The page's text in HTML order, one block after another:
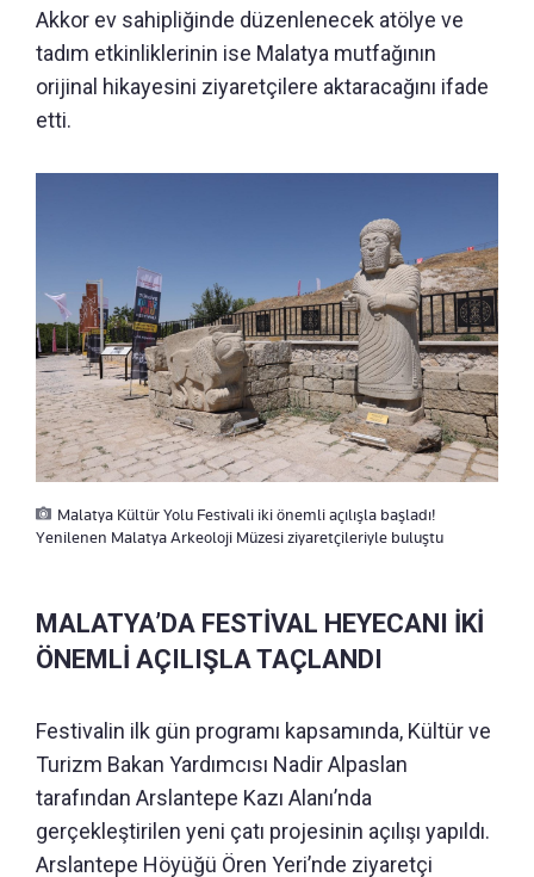
Akkor ev sahipliğinde düzenlenecek atölye ve
tadım etkinliklerinin ise Malatya mutfağının
orijinal hikayesini ziyaretçilere aktaracağını ifade
etti.
Malatya Kültür Yolu Festivali iki önemli açılışla başladı!
Yenilenen Malatya Arkeoloji Müzesi ziyaretçileriyle buluştu
MALATYA’DA FESTİVAL HEYECANI İKİ
ÖNEMLİ AÇILIŞLA TAÇLANDI
Festivalin ilk gün programı kapsamında, Kültür ve
Turizm Bakan Yardımcısı Nadir Alpaslan
tarafından Arslantepe Kazı Alanı’nda
gerçekleştirilen yeni çatı projesinin açılışı yapıldı.
Arslantepe Höyüğü Ören Yeri’nde ziyaretçi